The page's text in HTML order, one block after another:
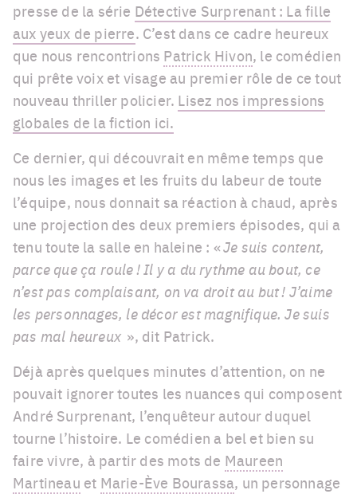
presse de la série Détective Surprenant : La fille
aux yeux de pierre. C’est dans ce cadre heureux
que nous rencontrions Patrick Hivon, le comédien
qui prête voix et visage au premier rôle de ce tout
nouveau thriller policier. Lisez nos impressions
globales de la fiction ici.
Ce dernier, qui découvrait en même temps que
nous les images et les fruits du labeur de toute
l’équipe, nous donnait sa réaction à chaud, après
une projection des deux premiers épisodes, qui a
tenu toute la salle en haleine : «Je suis content,
parce que ça roule ! Il y a du rythme au bout, ce
n’est pas complaisant, on va droit au but ! J’aime
les personnages, le décor est magnifique. Je suis
pas mal heureux », dit Patrick.
Déjà après quelques minutes d’attention, on ne
pouvait ignorer toutes les nuances qui composent
André Surprenant, l’enquêteur autour duquel
tourne l’histoire. Le comédien a bel et bien su
faire vivre, à partir des mots de Maureen
Martineau et Marie-Ève Bourassa, un personnage